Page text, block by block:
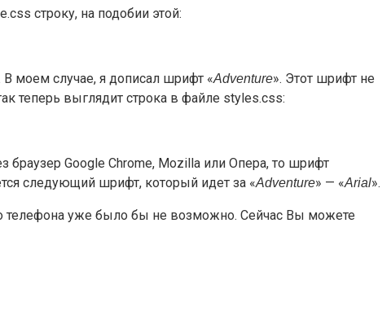
строку, на подобии этой:
моем случае, я дописал шрифт «Adventure». Этот шрифт не
теперь выглядит строка в файле styles.css:
браузер Google Chrome, Mozilla или Опера, то шрифт
следующий шрифт, который идет за «Adventure» — «Arial».
телефона уже было бы не возможно. Сейчас Вы можете